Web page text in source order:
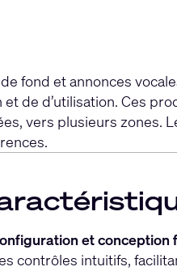
fond et annonces
de d’utilisation. Ces
vers plusieurs
et conception
contrôles intuitifs,